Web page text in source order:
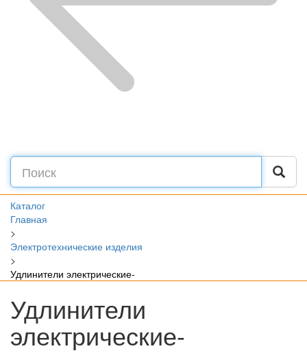
Каталог
Главная
>
Электротехнические изделия
>
Удлинители электрические-
Удлинители
электрические-